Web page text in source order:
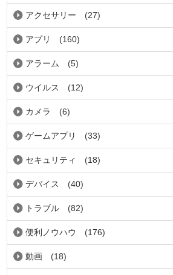
アクセサリー (27)
アプリ (160)
アラーム (5)
ウイルス (12)
カメラ (6)
ゲームアプリ (33)
セキュリティ (18)
デバイス (40)
トラブル (82)
便利ノウハウ (176)
動画 (18)